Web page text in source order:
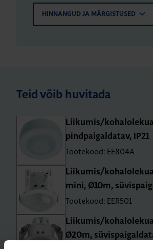
HINNANGUD JA MÄRGISTUSED
Teid võib huvitada
Lii­ku­mis/
pind­pai­gal­da­tav, IP21
Tootekood: EE804A
Lii­ku­mis/
mini, Ø10m,
Tootekood: EER501
Lii­ku­mis/
Ø20m,